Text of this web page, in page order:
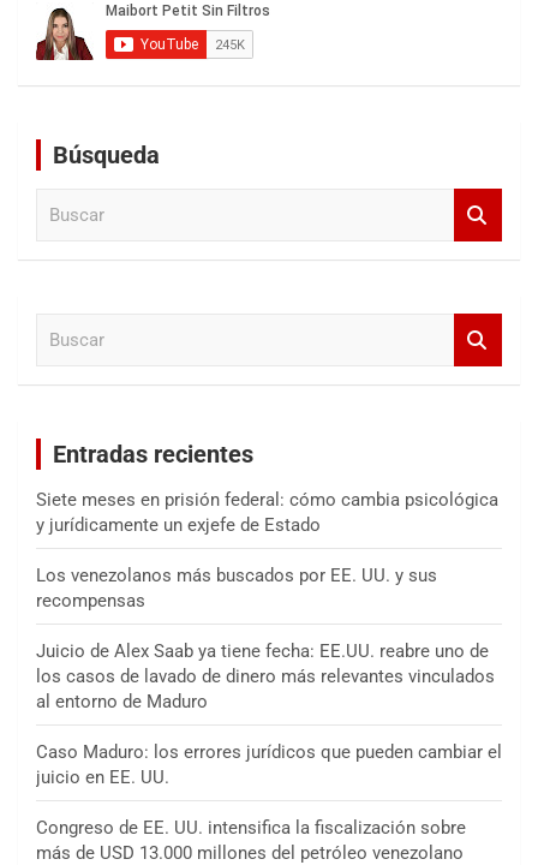
Búsqueda
Entradas recientes
Siete meses en prisión federal: cómo cambia psicológica
y jurídicamente un exjefe de Estado
Los venezolanos más buscados por EE. UU. y sus
recompensas
Juicio de Alex Saab ya tiene fecha: EE.UU. reabre uno de
los casos de lavado de dinero más relevantes vinculados
al entorno de Maduro
Caso Maduro: los errores jurídicos que pueden cambiar el
juicio en EE. UU.
Congreso de EE. UU. intensifica la fiscalización sobre
más de USD 13.000 millones del petróleo venezolano